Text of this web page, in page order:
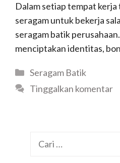
Dalam setiap tempat
seragam untuk bekerja
seragam batik
menciptakan identitas,
Kategori
Seragam Batik
Tinggalkan komentar
Cari